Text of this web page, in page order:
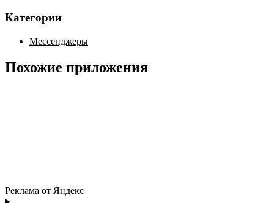
Категории
Мессенджеры
Похожие приложения
Реклама от Яндекс